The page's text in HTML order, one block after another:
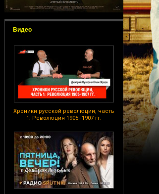
Видео
Хроники русской революции, часть
1: Революция 1905–1907 гг.